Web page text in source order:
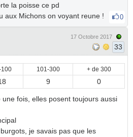
la poisse ce pd
aux Michons on voyant reune !
0
17 Octobre 2017
33
101-300 + de 300
9 0
fois, elles posent toujours aussi
je savais pas que les